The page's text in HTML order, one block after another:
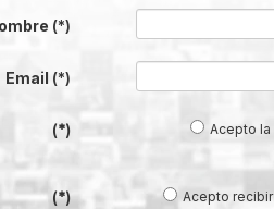
en los
refrigeración
para los
o el control del
la transición energética y
marcado el sector del frío.
(*)
Email (*)
(*) Acepto la
(*) Acepto